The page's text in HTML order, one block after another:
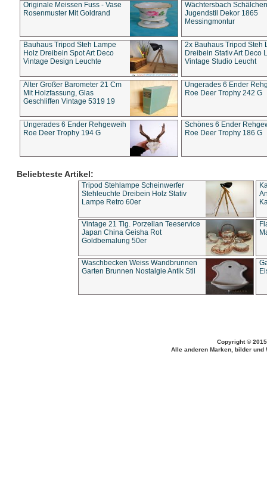
Originale Meissen Fuss - Vase
Rosenmuster Mit Goldrand
Wächtersbach Schälchen
Jugendstil Dekor 1865
Messingmontur
Bauhaus Tripod Steh Lampe
Holz Dreibein Spot Art Deco
Vintage Design Leuchte
2x Bauhaus Tripod Steh
Dreibein Stativ Art Deco
Vintage Studio Leucht
Alter Großer Barometer 21 Cm
Mit Holzfassung, Glas
Geschliffen Vintage 5319 19
Ungerades 6 Ender
Roe Deer Trophy 242 G
Ungerades 6 Ender Rehgeweih
Roe Deer Trophy 194 G
Schönes 6 Ender
Roe Deer Trophy 186 G
Beliebteste Artikel:
Tripod Stehlampe Scheinwerfer
Stehleuchte Dreibein Holz Stativ
Lampe Retro 60er
Vintage 21 Tlg. Porzellan Teeservice
Japan China Geisha Rot
Goldbemalung 50er
Waschbecken Weiss Wandbrunnen
Garten Brunnen Nostalgie Antik Stil
Copyright ©
Alle anderen Marken, bilder und